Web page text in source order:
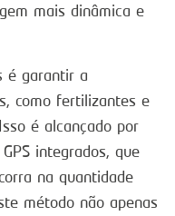
mais dinâmica e
é garantir a
como fertilizantes e
é alcançado por
integrados, que
na quantidade
método não apenas